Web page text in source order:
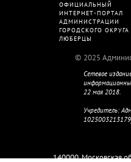
ОФИЦИАЛЬНЫЙ
ИНТЕРНЕТ-ПОРТАЛ
АДМИНИСТРАЦИИ
ГОРОДСКОГО ОКРУГА
ЛЮБЕРЦЫ
2025
Сетевое
22 мая 2018.
Учредитель:
140000, Московская